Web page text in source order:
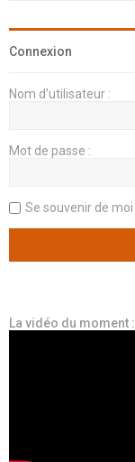
Connexion
Nom d’utilisateur :
Mot de passe :
Se souvenir de moi
La vidéo du moment :